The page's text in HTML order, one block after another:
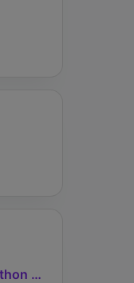
STEPN GO Marathon Challenge Season 3: Sign-Ups Live With Teams and Missed-Day Insurance